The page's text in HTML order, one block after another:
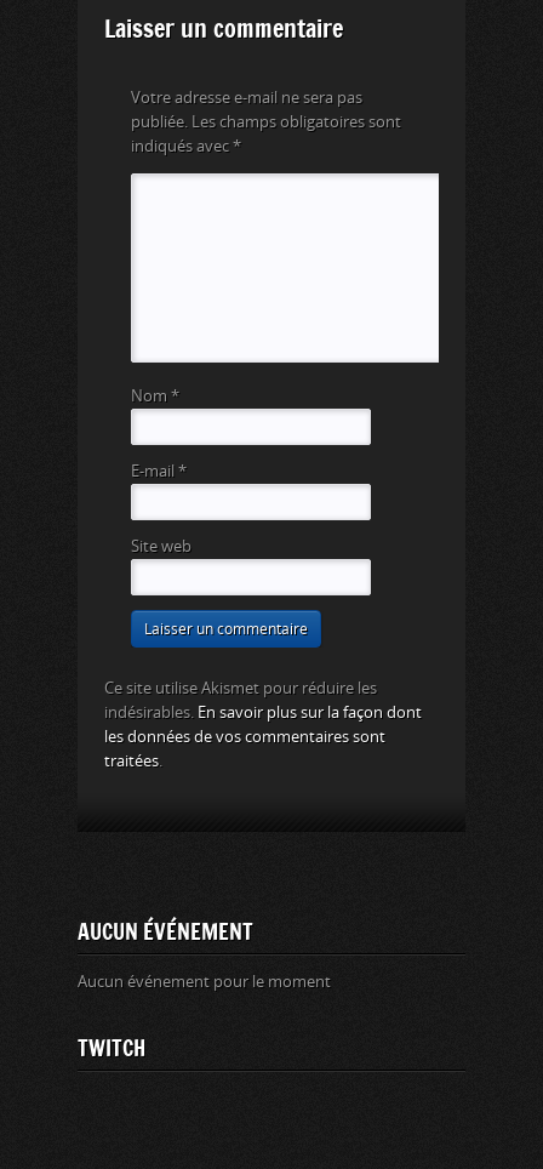
Laisser un commentaire
Votre adresse e-mail ne sera pas
publiée.
Les champs obligatoires sont
indiqués avec *
Nom *
E-mail *
Site web
Ce site utilise Akismet pour réduire les
indésirables. En savoir plus sur la façon dont
les données de vos commentaires sont
traitées
AUCUN ÉVÉNEMENT
Aucun événement pour le moment
TWITCH